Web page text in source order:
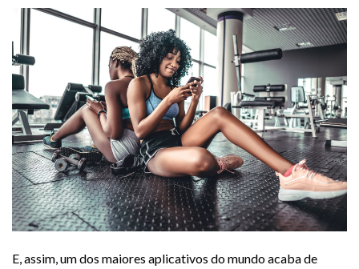
E, assim, um dos maiores aplicativos do mundo acaba de